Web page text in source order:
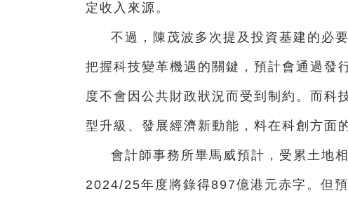
定收入來源。
不過，陳茂波多次提及投資基建的必
把握科技變革機遇的關鍵，預計會通過發
度不會因公共財政狀況而受到制約。而科
型升級、發展經濟新動能，料在科創方面
會計師事務所畢馬威預計，受累土地
2024/25年度將錄得897億港元赤字。但